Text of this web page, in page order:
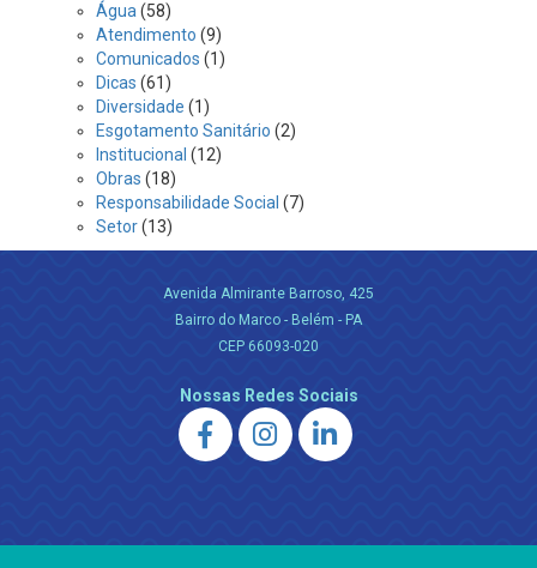
Água (58)
Atendimento (9)
Comunicados (1)
Dicas (61)
Diversidade (1)
Esgotamento Sanitário (2)
Institucional (12)
Obras (18)
Responsabilidade Social (7)
Setor(13)
Avenida Almirante Barroso, 425
Bairro do Marco - Belém - PA
CEP 66093-020
Nossas Redes Sociais